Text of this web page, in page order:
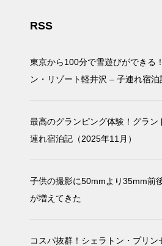
RSS
東京から100分で雪遊びができる
ン・リゾート軽井沢 – 子連れ宿泊
最高のグランピング体験！グラン
連れ宿泊記（2025年11月）
子供の撮影に50mmより35mm前
が増えてきた
コスパ抜群！シェラトン・プリ